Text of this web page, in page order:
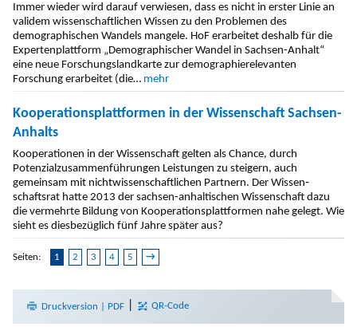
Immer wieder wird darauf verwiesen, dass es nicht in erster Linie an
validem wis­senschaftlichen Wissen zu den Problemen des
demographischen Wandels mangele. HoF erarbeitet deshalb für die
Expertenplattform „Demographischer Wandel in Sachsen-Anhalt“
eine neue Forschungslandkarte zur demographierelevanten
Forschung er­arbeitet (die… mehr
Kooperationsplattformen in der Wissenschaft Sachsen-
Anhalts
Kooperationen in der Wis­sen­schaft gelten als Chance, durch
Potenzialzusammenführungen Leistungen zu steigern, auch
gemeinsam mit nichtwissenschaftlichen Partnern. Der Wissen­
schaftsrat hat­te 2013 der sachsen-anhaltischen Wissenschaft dazu
die vermehrte Bildung von Kooperationsplattformen nahe gelegt. Wie
sieht es diesbezüglich fünf Jahre später aus?
Seiten: 1 2 3 4 5 →
Druckversion | PDF QR-Code